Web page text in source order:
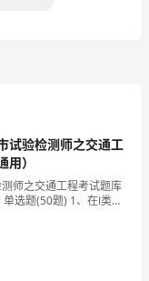
试验检测师之交通工
）
师之交通工程考试题库
选题(50题) 1、在Ⅰ类逆
数值要求最高的颜色为